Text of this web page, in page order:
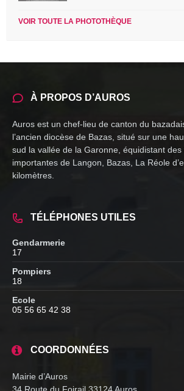
VOIR TOUTE LA PHOTOTHÈQUE
À PROPOS D’AUROS
Auros est un chef-lieu de canton du
l’ancien diocèse de Bazas, situé sur une
sud la vallée de la Garonne, équidistant des
importantes de Langon, Bazas, La Réole
kilomètres.
TÉLÉPHONES UTILES
Gendarmerie
17
Pompiers
18
Ecole
05 56 65 42 38
COORDONNÉES
Mairie d’Auros
34 Route du Foirail 33124 Auros